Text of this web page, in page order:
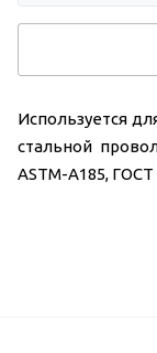
Используется
стальной
ASTM-A185, ГОСТ